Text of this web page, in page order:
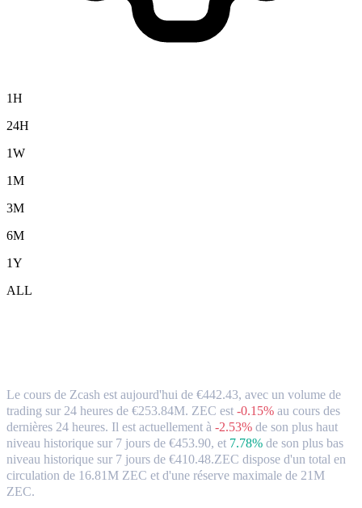
1H
24H
1W
1M
3M
6M
1Y
ALL
Le cours de Zcash est aujourd'hui de €442.43, avec un volume de
trading sur 24 heures de €253.84M. ZEC est -0.15% au cours des
dernières 24 heures. Il est actuellement à -2.53% de son plus haut
niveau historique sur 7 jours de €453.90, et 7.78% de son plus bas
niveau historique sur 7 jours de €410.48.ZEC dispose d'un total en
circulation de 16.81M ZEC et d'une réserve maximale de 21M
ZEC.